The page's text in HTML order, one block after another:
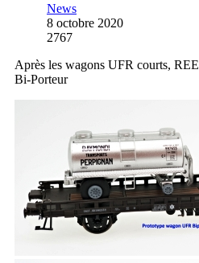
News
8 octobre 2020
2767
Après les wagons UFR courts,
Bi-Porteur